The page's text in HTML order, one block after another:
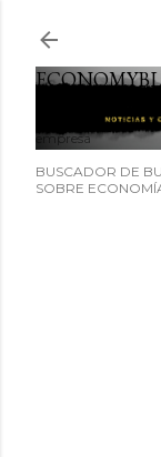
Noticias y cursos
empresa
BUSCADOR DE
SOBRE